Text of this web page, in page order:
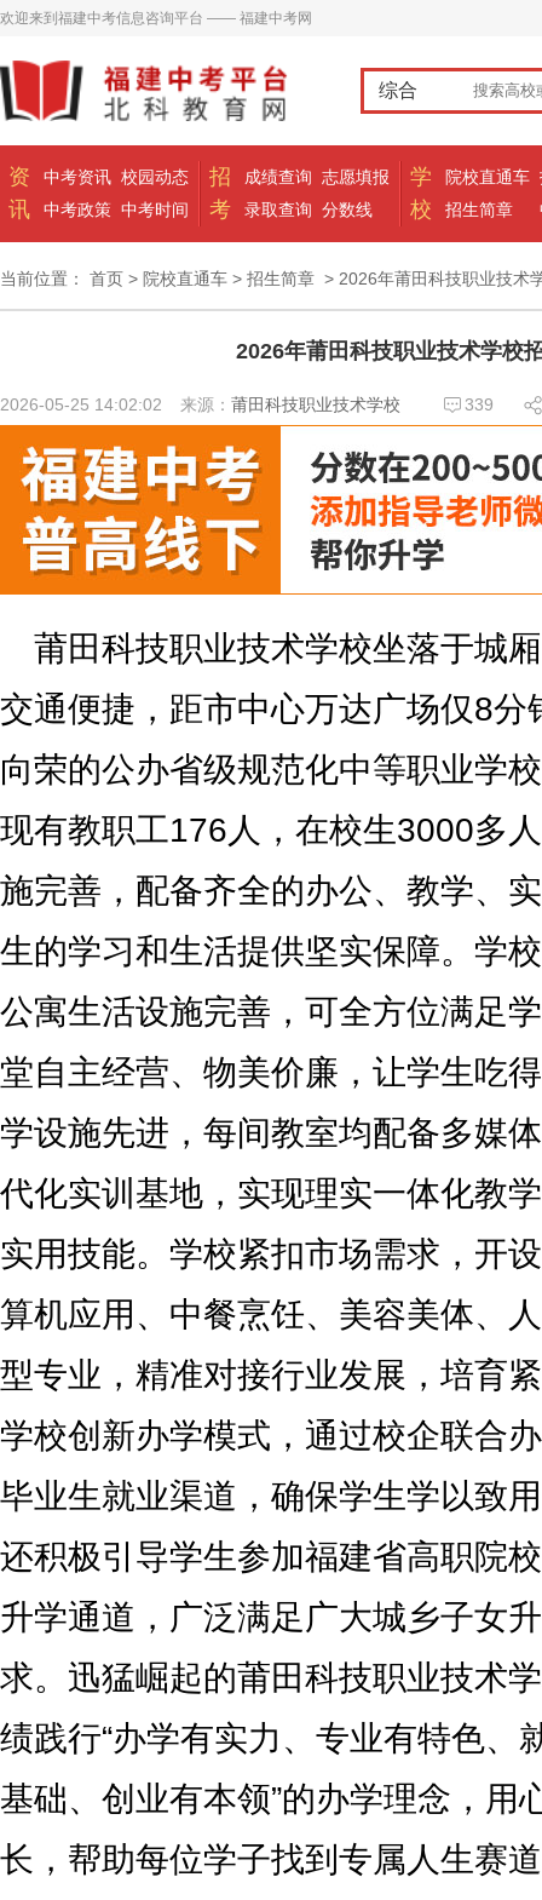
欢迎来到福建中考信息咨询平台 —— 福建中考网
综合
资
讯
中考资讯
中考政策
校园动态
中考时间
招
考
成绩查询
录取查询
志愿填报
分数线
学
校
院校直通车
招生简章
当前位置： 首页 > 院校直通车 > 招生简章 > 2026年莆田科技职业技术
2026年莆田科技职业技术学校
2026-05-25 14:02:02 来源：莆田科技职业技术学校 339
莆田科技职业技术学校坐落于城
交通便捷，距市中心万达广场仅8分
向荣的公办省级规范化中等职业学
现有教职工176人，在校生3000多
施完善，配备齐全的办公、教学、
生的学习和生活提供坚实保障。学
公寓生活设施完善，可全方位满足
堂自主经营、物美价廉，让学生吃
学设施先进，每间教室均配备多媒
代化实训基地，实现理实一体化教
实用技能。学校紧扣市场需求，开
算机应用、中餐烹饪、美容美体、
型专业，精准对接行业发展，培育
学校创新办学模式，通过校企联合
毕业生就业渠道，确保学生学以致
还积极引导学生参加福建省高职院
升学通道，广泛满足广大城乡子女
求。迅猛崛起的莆田科技职业技术
绩践行“办学有实力、专业有特色、
基础、创业有本领”的办学理念，用
长，帮助每位学子找到专属人生赛